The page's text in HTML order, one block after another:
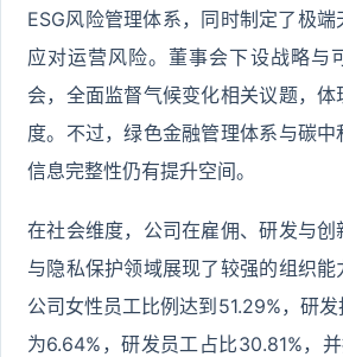
ESG风险管理体系，同时制定了极
应对运营风险。董事会下设战略与
会，全面监督气候变化相关议题，体
度。不过，绿色金融管理体系与碳中
信息完整性仍有提升空间。
在社会维度，公司在雇佣、研发与
与隐私保护领域展现了较强的组织能
公司女性员工比例达到51.29%，研发
为6.64%，研发员工占比30.81%，